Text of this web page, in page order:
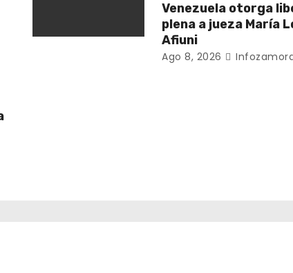
Venezuela otorga
plena a jueza María
Afiuni
Ago 8, 2026